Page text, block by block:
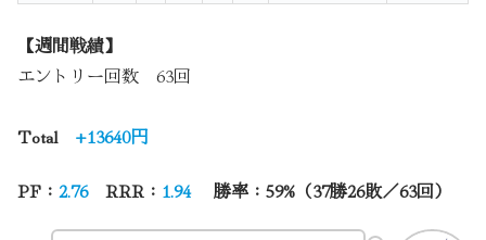
【週間戦績】
エントリー回数 63回
Total +13640円
PF： 2.76 RRR： 1.94 勝率：59%（37勝26敗／63回）